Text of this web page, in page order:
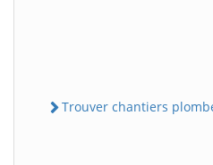
Trouver chantiers